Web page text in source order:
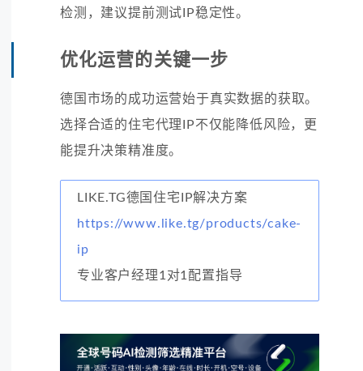
检测，建议提前测试IP稳定性。
优化运营的关键一步
德国市场的成功运营始于真实数据的获取。
选择合适的住宅代理IP不仅能降低风险，更
能提升决策精准度。
LIKE.TG德国住宅IP解决方案
https://www.like.tg/products/cake-
ip
专业客户经理1对1配置指导